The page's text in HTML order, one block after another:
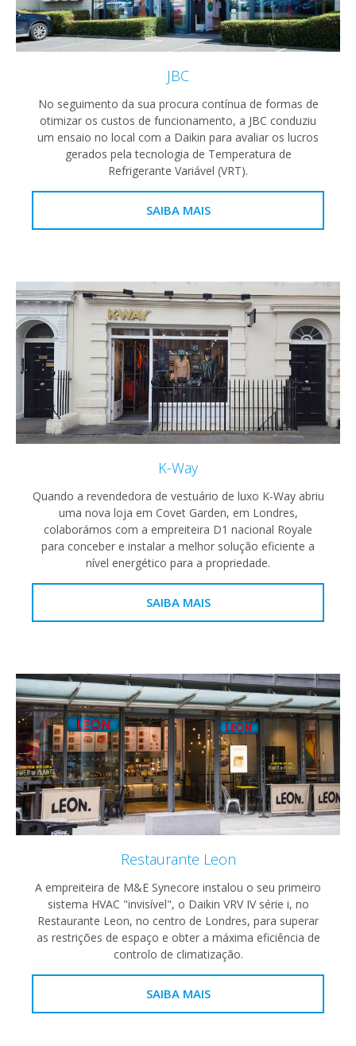
JBC
No seguimento da sua procura contínua de formas de
otimizar os custos de funcionamento, a JBC conduziu
um ensaio no local com a Daikin para avaliar os lucros
gerados pela tecnologia de Temperatura de
Refrigerante Variável (VRT).
SAIBA MAIS
K-Way
Quando a revendedora de vestuário de luxo K-Way abriu
uma nova loja em Covet Garden, em Londres,
colaborámos com a empreiteira D1 nacional Royale
para conceber e instalar a melhor solução eficiente a
nível energético para a propriedade.
SAIBA MAIS
Restaurante Leon
A empreiteira de M&E Synecore instalou o seu primeiro
sistema HVAC "invisível", o Daikin VRV IV série i, no
Restaurante Leon, no centro de Londres, para superar
as restrições de espaço e obter a máxima eficiência de
controlo de climatização.
SAIBA MAIS